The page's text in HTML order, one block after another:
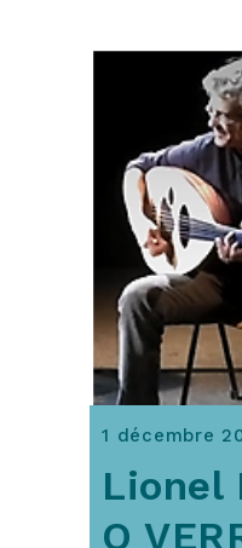
1 décembre
Lionel
O